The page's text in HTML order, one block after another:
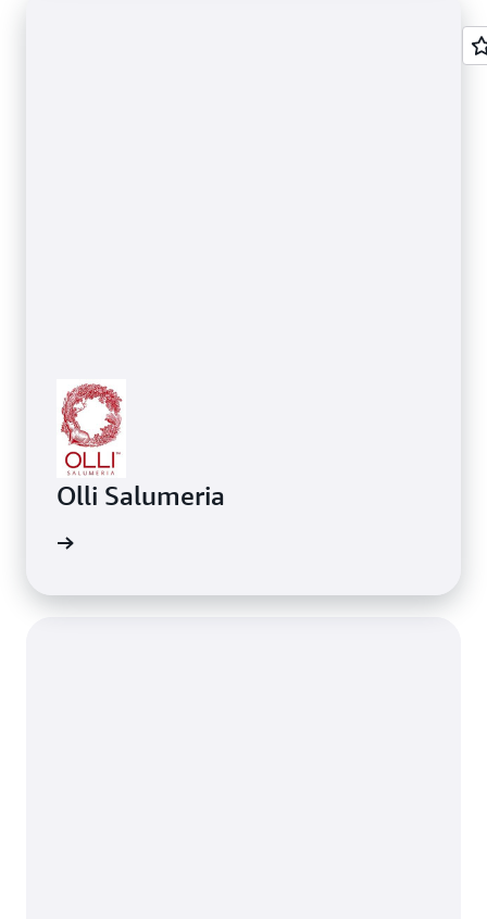
Olli Salumeria